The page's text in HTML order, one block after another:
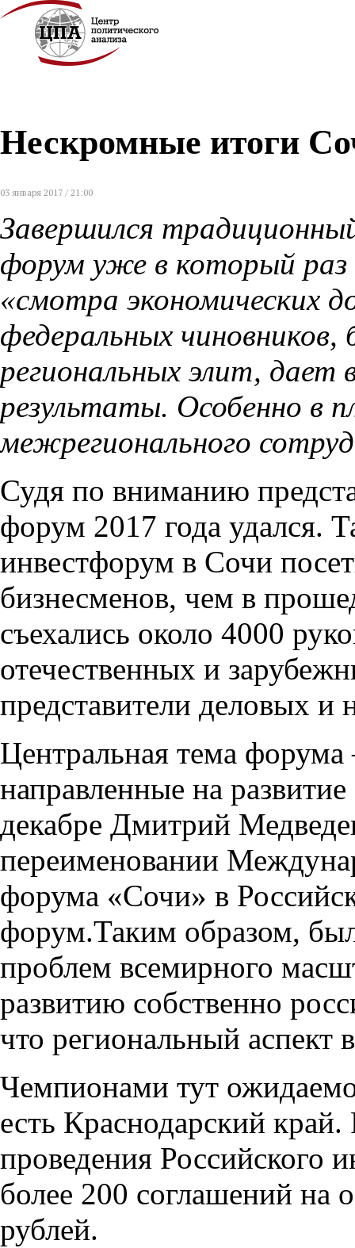
Нескромные итоги
03 января 2017 / 21:00
Завершился
форум уже в который
«смотра экономических
федеральных чиновников,
региональных элит, дает
результаты. Особенно в
межрегионального
Судя по вниманию
форум 2017 года удался.
инвестфорум в Сочи
бизнесменов, чем в
съехались около 4000
отечественных и
представители деловых и
Центральная тема
направленные на
декабре Дмитрий
переименовании
форума «Сочи» в
форум.Таким образом,
проблем всемирного
развитию собственно
что региональный аспект
Чемпионами тут
есть Краснодарский
проведения Российского
более 200 соглашений
рублей.